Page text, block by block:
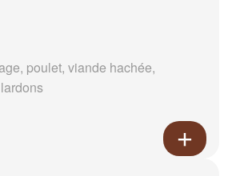
poulet, viande hachée,